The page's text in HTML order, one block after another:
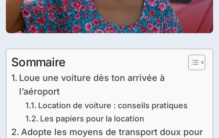
Sommaire
Loue une voiture dès ton arrivée à
l’aéroport
Location de voiture : conseils pratiques
Les papiers pour la location
Adopte les moyens de transport doux pour